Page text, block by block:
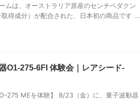
ムは、オーストラリア原産のセンチペダクン
得成分）が配合された、日本初の商品です ...
O1-275-6FI 体験会｜レアシード-
275 MEを体験】 8/23（金）に、量子波動器